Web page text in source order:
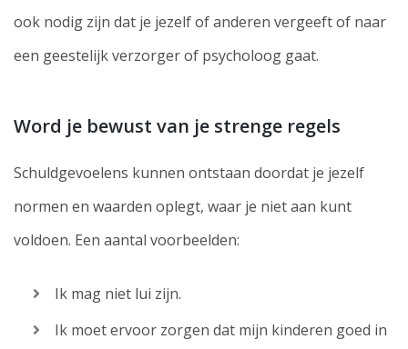
ook nodig zijn dat je jezelf of anderen vergeeft of naar
een geestelijk verzorger of psycholoog gaat.
Word je bewust van je strenge regels
Schuldgevoelens kunnen ontstaan doordat je jezelf
normen en waarden oplegt, waar je niet aan kunt
voldoen. Een aantal voorbeelden:
Ik mag niet lui zijn.
Ik moet ervoor zorgen dat mijn kinderen goed in